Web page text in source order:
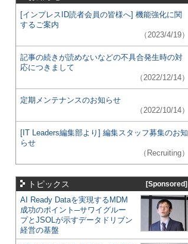
[インプレスID読者会員の皆様へ] 機能強化に関
するご案内
（2023/4/19）
記事の続きが読めないなどの不具合発生時の対
応につきまして
（2022/12/14）
定期メンテナンスのお知らせ
（2022/10/14）
[IT Leaders編集部より] 編集スタッフ募集のお知
らせ
（Recruiting）
トピックス [Sponsored]
AI Ready Dataを実現するMDM
成功のポイント─サワイグルー
プとJSOLが示すデータドリブン
経営の基盤